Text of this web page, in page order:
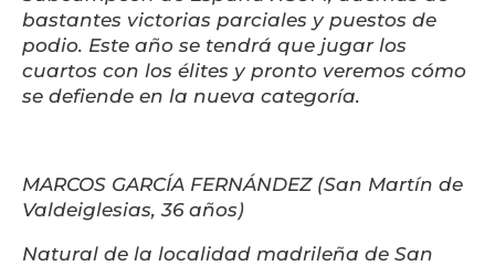
bastantes victorias parciales y puestos de
podio. Este año se tendrá que jugar los
cuartos con los élites y pronto veremos cómo
se defiende en la nueva categoría.
MARCOS GARCÍA FERNÁNDEZ (San Martín de
Valdeiglesias, 36 años)
Natural de la localidad madrileña de San